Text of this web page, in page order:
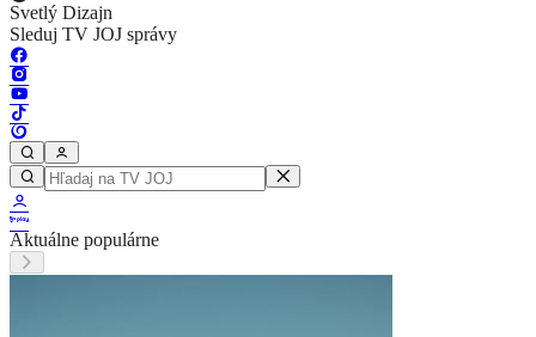
Svetlý Dizajn
Sleduj TV JOJ správy
Aktuálne populárne